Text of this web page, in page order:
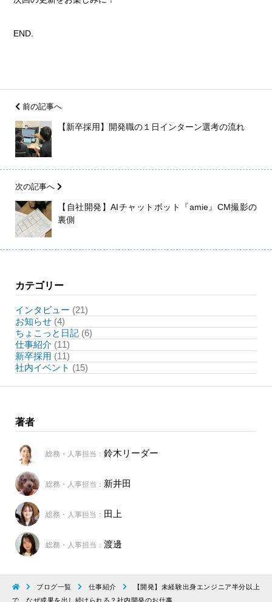
END.
前の記事へ
【新卒採用】開発職の１日インターン選考の流れ
次の記事へ
【自社開発】AIチャットボット『amie』CM撮影の
裏側
カテゴリー
インタビュー (21)
お知らせ (4)
ちょこっと日記 (6)
仕事紹介 (11)
新卒採用 (11)
社内イベント (15)
著者
総務・人事担当： 鈴木リーダー
総務・人事担当： 新井田
総務・人事担当： 田上
総務・人事担当： 渡邊
ブログ一覧 仕事紹介
【開発】未経験出身エンジニア半分以上
で、なぜ成果を出し続けられる？社内開発のお仕事